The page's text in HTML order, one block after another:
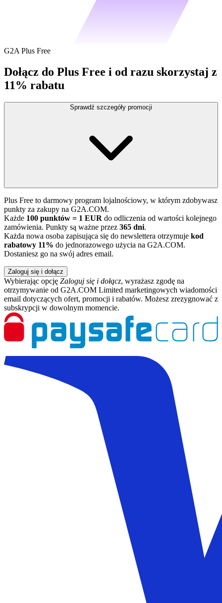
G2A Plus Free
Dołącz do Plus Free i od razu skorzystaj z
11% rabatu
Sprawdź szczegóły promocji
Plus Free to darmowy program lojalnościowy, w którym zdobywasz
punkty za zakupy na G2A.COM.
Każde 100 punktów = 1 EUR do odliczenia od wartości kolejnego
zamówienia. Punkty są ważne przez 365 dni.
Każda nowa osoba zapisująca się do newslettera otrzymuje kod
rabatowy 11% do jednorazowego użycia na G2A.COM.
Dostaniesz go na swój adres email.
Zaloguj się i dołącz
Wybierając opcję Zaloguj się i dołącz, wyrażasz zgodę na
otrzymywanie od G2A.COM Limited marketingowych wiadomości
email dotyczących ofert, promocji i rabatów. Możesz zrezygnować z
subskrypcji w dowolnym momencie.